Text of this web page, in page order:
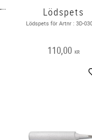
Lödspets
110,00 KR